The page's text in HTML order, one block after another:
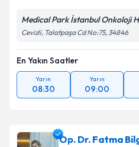
Medical Park İstanbul Onkoloji
Cevizli, Talatpaşa Cd No:75, 34846
En Yakın Saatler
Yarın
08:30
Yarın
09:00
Op. Dr. Fatma